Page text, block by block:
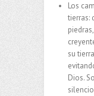
Los
tierras:
su
Dios.